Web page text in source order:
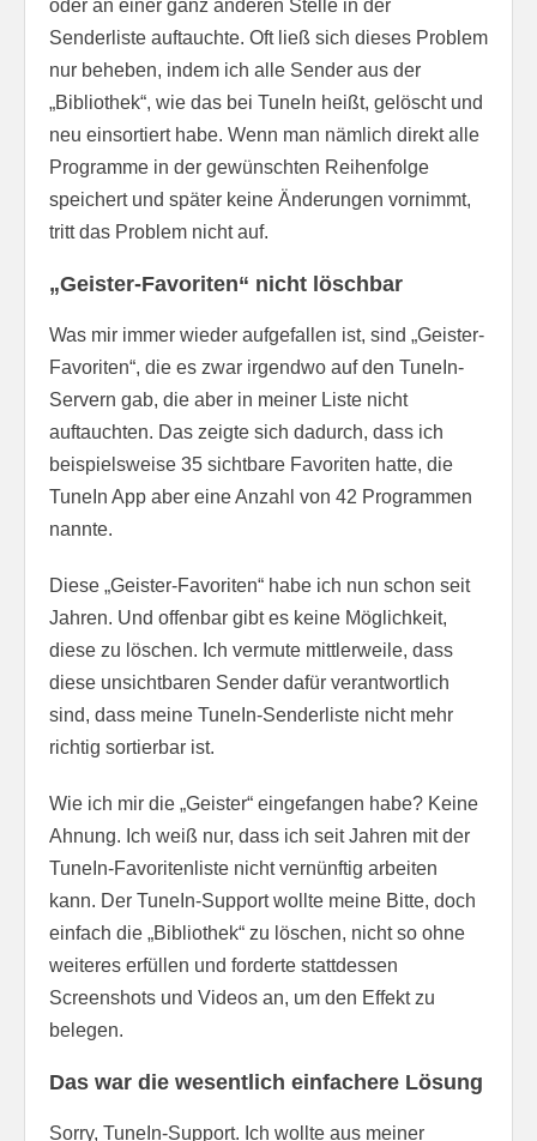
oder an einer ganz anderen Stelle in der
Senderliste auftauchte. Oft ließ sich dieses Problem
nur beheben, indem ich alle Sender aus der
„Bibliothek“, wie das bei TuneIn heißt, gelöscht und
neu einsortiert habe. Wenn man nämlich direkt alle
Programme in der gewünschten Reihenfolge
speichert und später keine Änderungen vornimmt,
tritt das Problem nicht auf.
„Geister-Favoriten“ nicht löschbar
Was mir immer wieder aufgefallen ist, sind „Geister-
Favoriten“, die es zwar irgendwo auf den TuneIn-
Servern gab, die aber in meiner Liste nicht
auftauchten. Das zeigte sich dadurch, dass ich
beispielsweise 35 sichtbare Favoriten hatte, die
TuneIn App aber eine Anzahl von 42 Programmen
nannte.
Diese „Geister-Favoriten“ habe ich nun schon seit
Jahren. Und offenbar gibt es keine Möglichkeit,
diese zu löschen. Ich vermute mittlerweile, dass
diese unsichtbaren Sender dafür verantwortlich
sind, dass meine TuneIn-Senderliste nicht mehr
richtig sortierbar ist.
Wie ich mir die „Geister“ eingefangen habe? Keine
Ahnung. Ich weiß nur, dass ich seit Jahren mit der
TuneIn-Favoritenliste nicht vernünftig arbeiten
kann. Der TuneIn-Support wollte meine Bitte, doch
einfach die „Bibliothek“ zu löschen, nicht so ohne
weiteres erfüllen und forderte stattdessen
Screenshots und Videos an, um den Effekt zu
belegen.
Das war die wesentlich einfachere Lösung
Sorry, TuneIn-Support. Ich wollte aus meiner